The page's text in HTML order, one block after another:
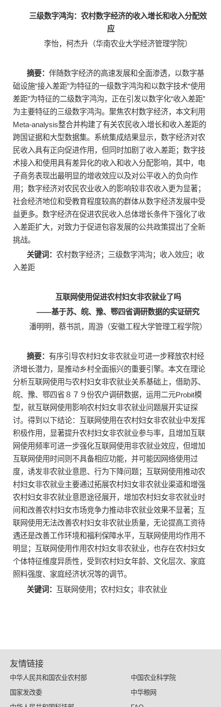
三级数字鸿沟：农村数字经济的收入增长和收入分配效
应
李怡，柯杰升（华南农业大学经济管理学院）
摘要： 伴随数字经济的高速发展和全面渗透，以数字基
础设施“接入差距”为特征的一级数字鸿沟和以数字技术“使用
差距”为特征的二级数字鸿沟，正在引发以数字化“收入差距”
为主要特征的三级数字鸿沟。聚焦农村数字经济，本文利用
Meta-analysis整合并构建了有关农民收入增长和收入差距的
跨国证据和大型数据集。系统集成结果显示，数字经济对农
民收入具有正向促进作用，但同时加剧了收入差距；数字技
术接入和使用具有差异化的收入和收入分配影响，其中，电
子商务表现出最明显的增收效应以及对公平收入的负向作
用；数字经济对农民农业收入的影响较非农收入更为显著；
社会经济地位和受教育程度较高的群体从数字经济发展中受
益更多。数字经济在促进农民收入总体增长条件下强化了收
入差距扩大，对致力于促进包容发展的公共政策提出了全新
挑战。
关键词： 农村数字经济；三级数字鸿沟；收入效应；收
入差距
互联网使用促进农村妇女非农就业了吗
——基于苏、皖、豫、鄂四省调研数据的实证研究
潘明明，蔡书凯，周游（安徽工程大学管理工程学院）
摘要： 有序引导农村妇女非农就业可进一步释放农村经
济增长潜力，是推动乡村全面振兴的重要引擎。本文在理论
分析互联网使用与农村妇女非农就业关系基础上，借助苏、
皖、豫、鄂四省８７９份农户调研数据，运用二元Probit模
型，就互联网使用影响农村妇女非农就业问题展开实证探
讨。得到以下结论：互联网使用在农村妇女非农就业中发挥
积极作用，显著提升农村妇女非农就业参与率，且增加互联
网使用频率可进一步强化互联网使用非农就业效应，但增加
互联网使用时间则不具备相应功能，并可能因网络使用过
度，诱发非农就业意愿、行为下降问题；互联网使用推动农
村妇女非农就业主要通过拓展农村妇女非农就业渠道和增强
农村妇女非农就业意愿途径展开，增加农村妇女非农就业时
间和改善农村妇女市场竞争力推动非农就业效果不显著；互
联网使用无法改善农村妇女非农就业质量，无论提高工资待
遇还是改善工作环境和福利保障水平，互联网使用均作用不
明显；互联网使用作用农村妇女非农就业，也存在农村妇女
个体特征维度异质性，受到农村妇女年龄、文化层次、家庭
照料强度、家庭经济状况等的调节。
关键词：
互联网使用；农村妇女；非农就业
友情链接
中华人民共和国农业农村部
中国农业科学院
国家发改委
中华粮网